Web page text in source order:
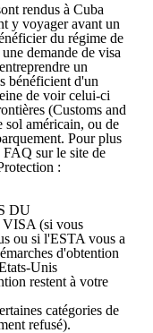
rendus à Cuba
y voyager avant un
du régime de
demande de visa
un
bénéficient d'un
de voir celui-ci
(Customs and
sol américain, ou de
Pour plus
sur le site de
:
DU
(si vous
ou si l'ESTA vous a
d'obtention
Unis
restent à votre
catégories de
refusé).